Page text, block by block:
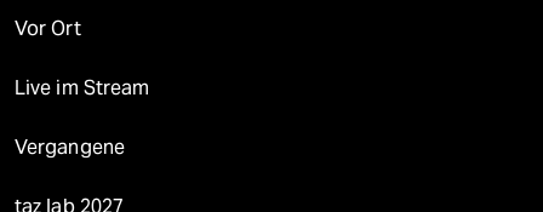
Vor Ort
Live im Stream
Vergangene
taz lab 2027